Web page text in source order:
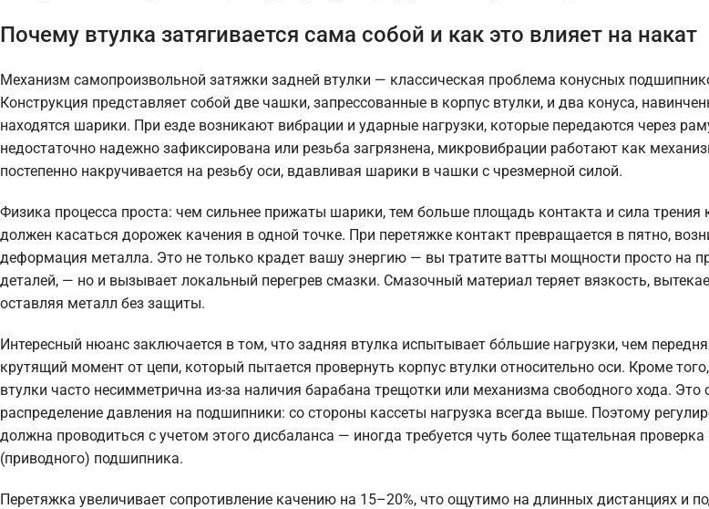
Почему втулка затягивается сама собой и как это влияет на накат
Механизм самопроизвольной затяжки задней втулки — классическая проблема конусных
Конструкция представляет собой две чашки, запрессованные в корпус втулки, и два конуса,
находятся шарики. При езде возникают вибрации и ударные нагрузки, которые передаются через
недостаточно надежно зафиксирована или резьба загрязнена, микровибрации работают как
постепенно накручивается на резьбу оси, вдавливая шарики в чашки с чрезмерной силой.
Физика процесса проста: чем сильнее прижаты шарики, тем больше площадь контакта и сила трения
должен касаться дорожек качения в одной точке. При перетяжке контакт превращается в пятно,
деформация металла. Это не только крадет вашу энергию — вы тратите ватты мощности просто на
деталей, — но и вызывает локальный перегрев смазки. Смазочный материал теряет вязкость,
оставляя металл без защиты.
Интересный нюанс заключается в том, что задняя втулка испытывает бо́льшие нагрузки, чем
крутящий момент от цепи, который пытается провернуть корпус втулки относительно оси. Кроме
втулки часто несимметрична из-за наличия барабана трещотки или механизма свободного хода. Это
распределение давления на подшипники: со стороны кассеты нагрузка всегда выше. Поэтому
должна проводиться с учетом этого дисбаланса — иногда требуется чуть более тщательная
(приводного) подшипника.
Перетяжка увеличивает сопротивление качению на 15–20%, что ощутимо на длинных дистанциях и